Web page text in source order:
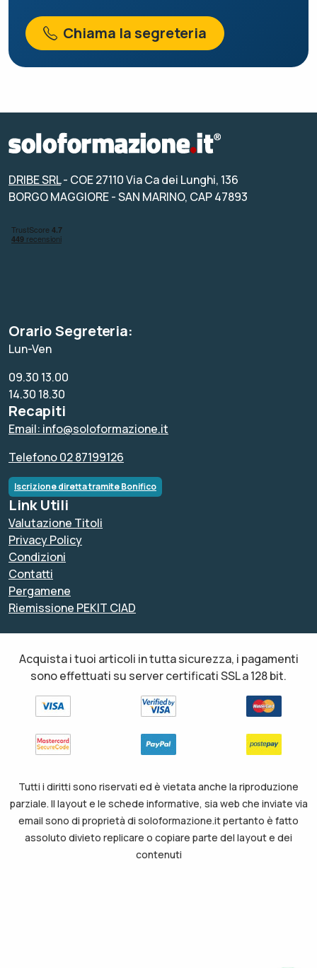
Chiama la segreteria
DRIBE SRL- COE 27110 Via Ca dei Lunghi, 136
BORGO MAGGIORE - SAN MARINO, CAP 47893
Orario Segreteria:
Lun-Ven
09.30 13.00
14.30 18.30
Recapiti
Email: info@soloformazione.it
Telefono 02 87199126
Iscrizione diretta tramite Bonifico
Link Utili
Valutazione Titoli
Privacy Policy
Condizioni
Contatti
Pergamene
Riemissione PEKIT CIAD
Acquista i tuoi articoli in tutta sicurezza, i pagamenti
sono effettuati su server certificati SSL a 128 bit.
Tutti i diritti sono riservati ed è vietata anche la riproduzione
parziale. Il layout e le schede informative, sia web che inviate via
email sono di proprietà di soloformazione.it pertanto è fatto
assoluto divieto replicare o copiare parte del layout e dei
contenuti